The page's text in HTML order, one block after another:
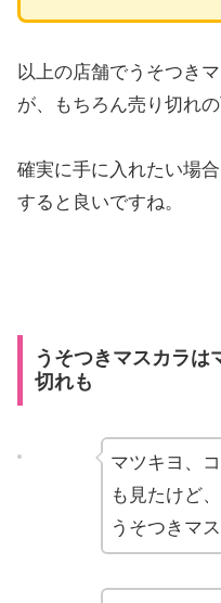
以上の店舗でうそつき
が、もちろん売り切れ
確実に手に入れたい場
すると良いですね。
うそつきマスカラは
切れも
マツキヨ、
も見たけど、
うそつきマ